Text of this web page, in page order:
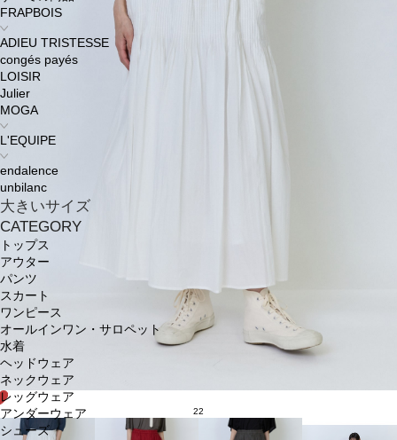
FRAPBOIS
ADIEU TRISTESSE
congés payés
LOISIR
Julier
MOGA
L'EQUIPE
endalence
unbilanc
大きいサイズ
CATEGORY
トップス
アウター
パンツ
スカート
ワンピース
オールインワン・サロペット
水着
ヘッドウェア
ネックウェア
レッグウェア
アンダーウェア
シューズ
22